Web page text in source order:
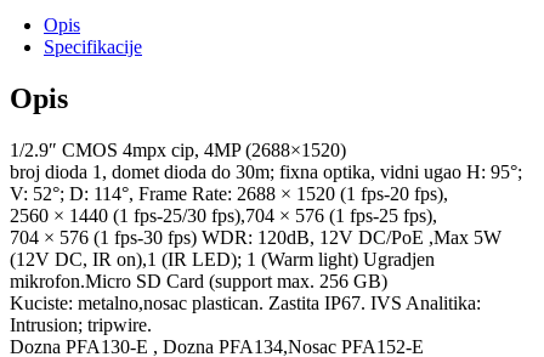
Opis
Specifikacije
Opis
1/2.9″ CMOS 4mpx cip, 4MP (2688×1520)
broj dioda 1, domet dioda do 30m; fixna optika, vidni ugao H: 95°;
V: 52°; D: 114°, Frame Rate: 2688 × 1520 (1 fps-20 fps),
2560 × 1440 (1 fps-25/30 fps),704 × 576 (1 fps-25 fps),
704 × 576 (1 fps-30 fps) WDR: 120dB, 12V DC/PoE ,Max 5W
(12V DC, IR on),1 (IR LED); 1 (Warm light) Ugradjen
mikrofon.Micro SD Card (support max. 256 GB)
Kuciste: metalno,nosac plastican. Zastita IP67. IVS Analitika:
Intrusion; tripwire.
Dozna PFA130-E , Dozna PFA134,Nosac PFA152-E